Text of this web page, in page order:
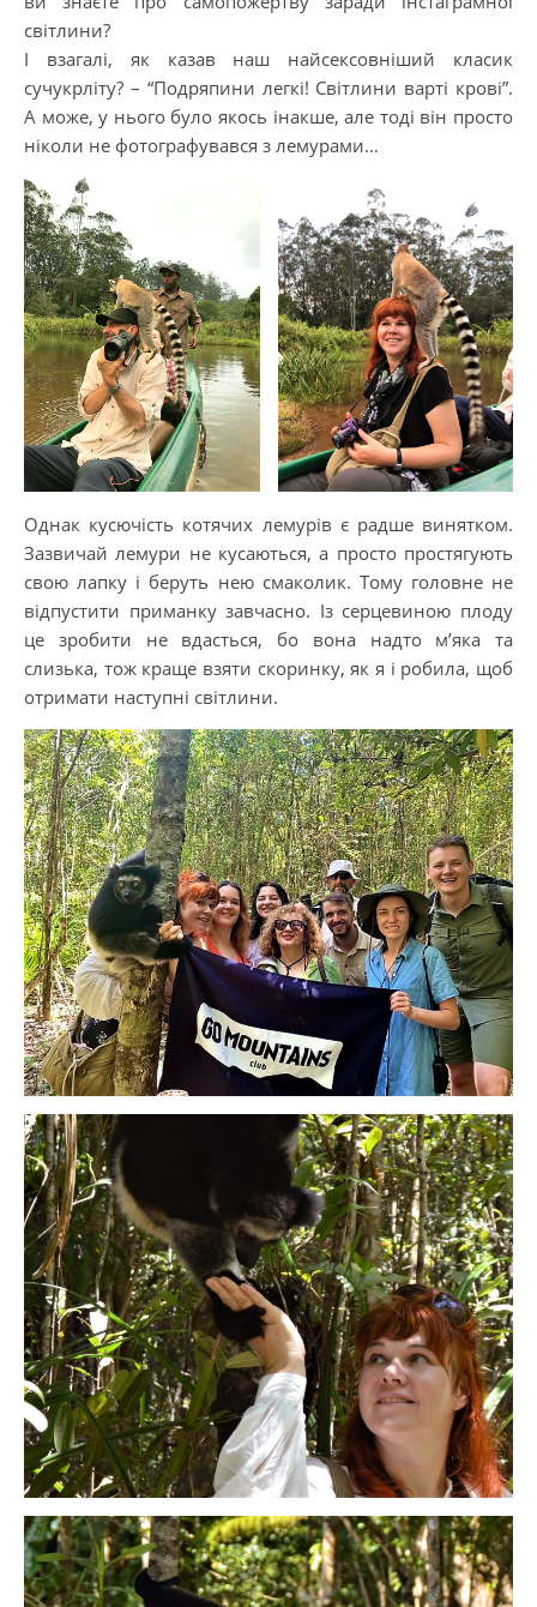
світлини?
І взагалі, як казав наш найсексовніший класик
сучукрліту? – “Подряпини легкі! Світлини варті крові”.
А може, у нього було якось інакше, але тоді він просто
ніколи не фотографувався з лемурами…
Однак кусючість котячих лемурів є радше винятком.
Зазвичай лемури не кусаються, а просто простягують
свою лапку і беруть нею смаколик. Тому головне не
відпустити приманку завчасно. Із серцевиною плоду
це зробити не вдасться, бо вона надто м’яка та
слизька, тож краще взяти скоринку, як я і робила, щоб
отримати наступні світлини.